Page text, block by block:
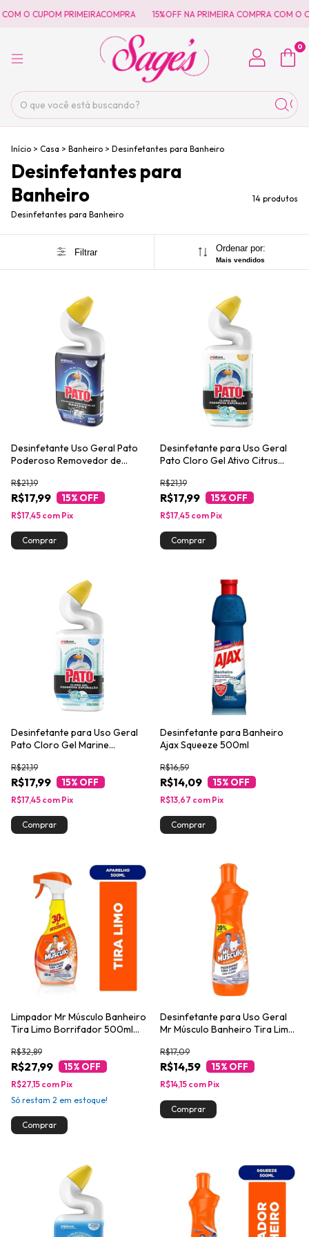
O CUPOM PRIMEIRACOMPRA 15%OFF NA PRIMEIRA COMPRA COM O
0
Início > Casa > Banheiro > Desinfetantes para Banheiro
Desinfetantes para
Banheiro
14 produtos
Desinfetantes para Banheiro
Filtrar Ordenar por:
Mais vendidos
Desinfetante Uso Geral Pato
Poderoso Removedor de
R$17,99
R$21,19
15% OFF
R$17,45 com Pix
Desinfetante para Uso Geral
Pato Cloro Gel Ativo Citrus
500ml
R$17,99
R$21,19
15% OFF
R$17,45 com Pix
Desinfetante para Uso Geral
Pato Cloro Gel Marine
R$17,99
R$21,19
15% OFF
R$17,45 com Pix
Desinfetante para Banheiro
Ajax Squeeze 500ml
R$14,09
R$16,59
15% OFF
R$13,67 com Pix
Limpador Mr Músculo Banheiro
Tira Limo Borrifador 500ml
R$27,99
R$32,89
15% OFF
R$27,15 com Pix
Só restam 2 em estoque!
Desinfetante para Uso Geral
Mr Músculo Banheiro Tira Limo
R$14,59
R$17,09
15% OFF
R$14,15 com Pix